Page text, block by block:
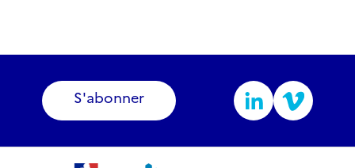
S'abonner